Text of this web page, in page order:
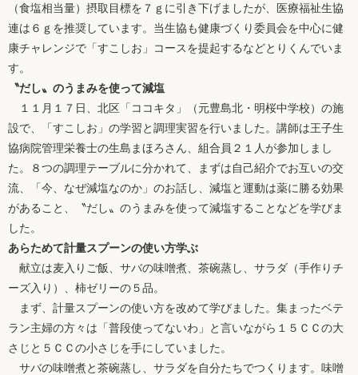
（食塩相当量）摂取目標を７ｇに引き下げましたが、医療福祉生協
連は６ｇを推奨しています。当生協も健康づくり委員会を中心に健
康チャレンジで「すこしお」コースを提起するなどとりくんでいま
す。
〝だし〟のうまみを使って減塩
１１月１７日、北区「ココキタ」（元豊島北・明桜中学校）の施
設で、「すこしお」の学習と調理実習を行いました。講師は王子生
協病院管理栄養士の生島まほろさん、組合員２１人が参加しまし
た。８つの調理テーブルに分かれて、まずは自己紹介でお互いの交
流、「今、なぜ減塩なのか」のお話し、減塩と運動は薬に勝る効果
があること、〝だし〟のうまみを使って減塩することなどを学びま
した。
あらためて計量スプーンの使い方学ぶ
献立は麦入りご飯、サバの味噌煮、茶碗蒸し、サラダ（手作りチ
ーズ入り）、柿ゼリーの５品。
まず、計量スプーンの使い方を改めて学びました。集まったベテ
ラン主婦の方々は「普段使ってないわ」と言いながら１５ＣＣの大
さじと５ＣＣの小さじを手にしていました。
サバの味噌煮と茶碗蒸し、サラダを自分たちでつくります。味噌